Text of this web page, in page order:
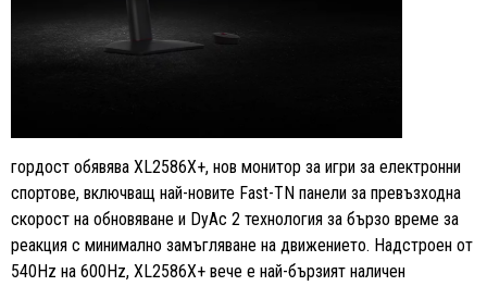
гордост обявява XL2586X+, нов монитор за игри за електронни
спортове, включващ най-новите Fast-TN панели за превъзходна
скорост на обновяване и DyAc 2 технология за бързо време за
реакция с минимално замъгляване на движението. Надстроен от
540Hz на 600Hz, XL2586X+ вече е най-бързият наличен